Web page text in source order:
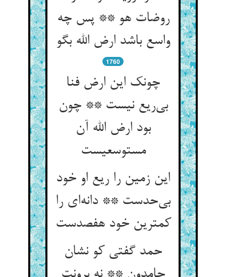
روضات هو ** پس چه
واسع باشد ارض الله بگو
1760
چونک این ارض فنا
بی‌ریع نیست ** چون
بود ارض الله آن
مستوسعیست
این زمین را ریع او خود
بی‌حدست ** دانه‌ای را
کمترین خود هفصدست
حمد گفتی کو نشان